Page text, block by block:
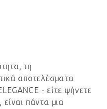
τη
αποτελέσματα
- είτε ψήνετε
πάντα μια